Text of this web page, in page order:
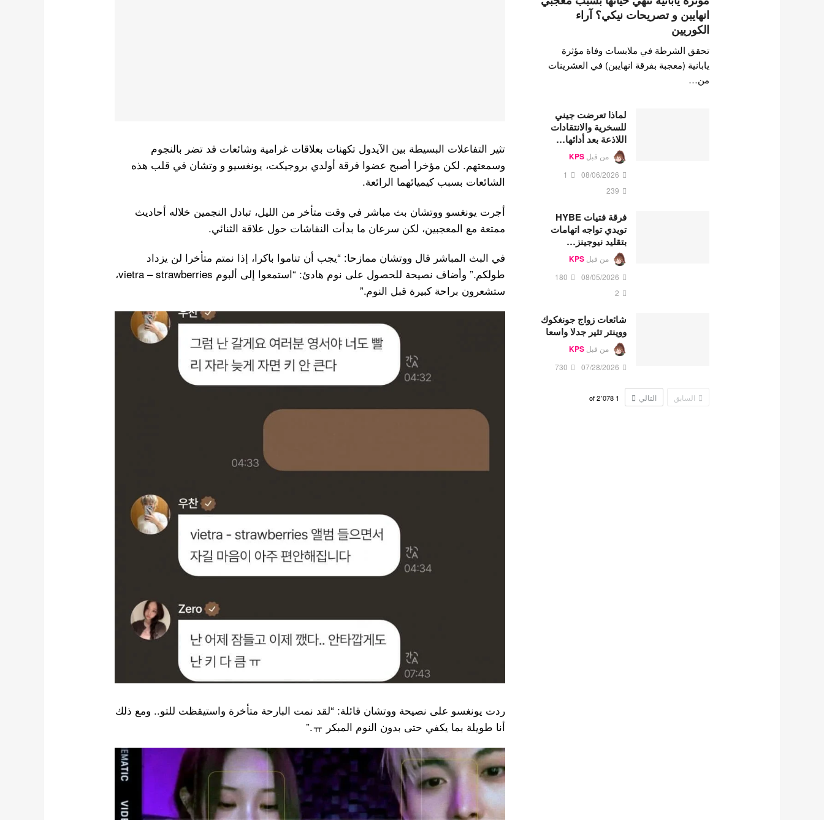
تثير التفاعلات البسيطة بين الآيدول تكهنات بعلاقات غرامية وشائعات قد تضر بالنجوم
وسمعتهم. لكن مؤخرا أصبح عضوا فرقة أولدي بروجيكت، يونغسيو و وتشان في قلب هذه
الشائعات بسبب كيميائهما الرائعة.
أجرت يونغسو ووتشان بث مباشر في وقت متأخر من الليل، تبادل النجمين خلاله أحاديث
ممتعة مع المعجبين، لكن سرعان ما بدأت النقاشات حول علاقة الثنائي.
في البث المباشر قال ووتشان ممازحا: “يجب أن تناموا باكرا، إذا نمتم متأخرا لن يزداد
طولكم.” وأضاف نصيحة للحصول على نوم هادئ: “استمعوا إلى ألبوم vietra – strawberries،
ستشعرون براحة كبيرة قبل النوم.”
ردت يونغسو على نصيحة ووتشان قائلة: “لقد نمت البارحة متأخرة واستيقظت للتو.. ومع ذلك
أنا طويلة بما يكفي حتى بدون النوم المبكر ㅠ.”
انهايبن و تصريحات نيكي؟ آراء
الكوريين
تحقق الشرطة في ملابسات وفاة مؤثرة
يابانية (معجبة بفرقة انهايبن) في العشرينات
من…
لماذا تعرضت جيني
للسخرية والانتقادات
اللاذعة بعد أدائها…
من قبل KPS
08/06/2026
1
239
فرقة فتيات HYBE
تويدي تواجه اتهامات
بتقليد نيوجينز…
من قبل KPS
08/05/2026
180
2
شائعات زواج جونغكوك
ووينتر تثير جدلا واسعا
من قبل KPS
07/28/2026
730
السابق التالي 1 2٬078